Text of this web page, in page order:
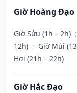
Giờ Hoàng Đạo
Giờ Sửu (1h – 2h) ;
12h) ; Giờ Mùi
Hợi (21h – 22h)
Giờ Hắc Đạo